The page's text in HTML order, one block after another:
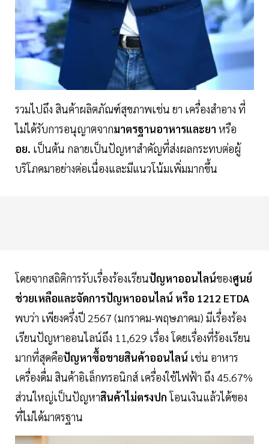
รวมไปถึง สินค้าผลิตภัณฑ์สุขภาพเช่น ยา เครื่องสำอาง ที่
ไม่ได้รับการอนุญาตจากมาตรฐานอาหารและยา หรือ
อย. เป็นต้น กลายเป็นปัญหาสำคัญที่ส่งผลกระทบต่อผู้
บริโภคมาอย่างต่อเนื่องและมีแนวโน้มเพิ่มมากขึ้น
โดยจากสถิติการรับเรื่องร้องเรียนปัญหาออนไลน์ของศูนย์
ช่วยเหลือและจัดการปัญหาออนไลน์ หรือ 1212 ETDA
พบว่า เพียงครึ่งปี 2567 (มกราคม-พฤษภาคม) มีเรื่องร้อง
เรียนปัญหาออนไลน์ถึง 11,629 เรื่อง โดยเรื่องที่ร้องเรียน
มากที่สุดคือปัญหาซื้อขายสินค้าออนไลน์ เช่น อาหาร
เครื่องดื่ม สินค้าอิเล็กทรอนิกส์ เครื่องใช้ไฟฟ้า ถึง 45.67%
ส่วนใหญ่เป็นปัญหาสินค้าไม่ตรงปกโอนเงินแล้วได้ของ
ที่ไม่ได้มาตรฐาน